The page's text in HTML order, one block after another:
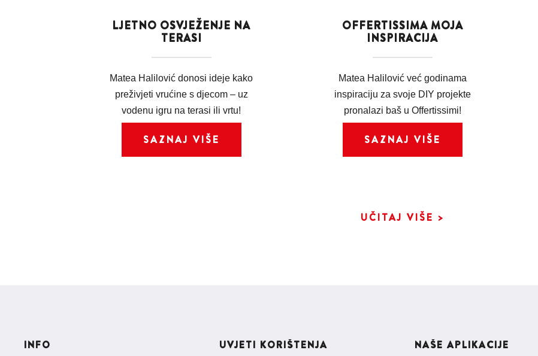
LJETNO OSVJEŽENJE NA
TERASI
Matea Halilović donosi ideje kako
preživjeti vrućine s djecom – uz
vodenu igru na terasi ili vrtu!
SAZNAJ VIŠE
OFFERTISSIMA MOJA
INSPIRACIJA
Matea Halilović već godinama
inspiraciju za svoje DIY projekte
pronalazi baš u Offertissimi!
SAZNAJ VIŠE
UČITAJ VIŠE >
INFO UVJETI KORIŠTENJA NAŠE APLIKACIJE